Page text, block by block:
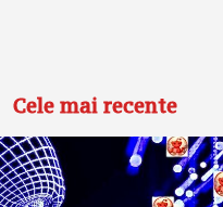
Cele mai recente